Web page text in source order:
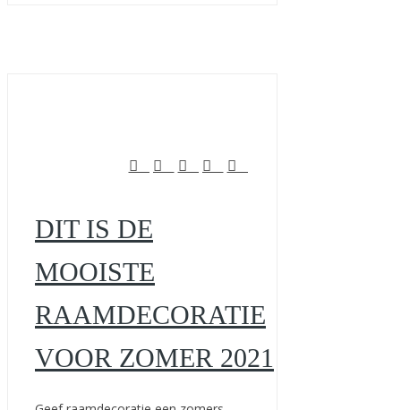
DIT IS DE
MOOISTE
RAAMDECORATIE
VOOR ZOMER 2021